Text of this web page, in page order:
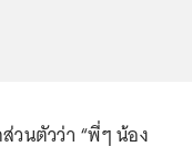
วนตัวว่า “พี่ๆ น้อง